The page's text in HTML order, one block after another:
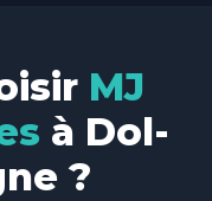
MJ
à Dol-
?